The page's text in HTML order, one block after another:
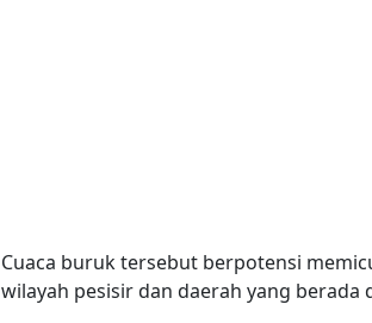
Cuaca buruk tersebut berpotensi
wilayah pesisir dan daerah yang